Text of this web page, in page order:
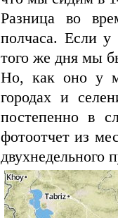
Разница во
полчаса. Если у
того же дня мы
Но, как оно у
городах и
постепенно в
фотоотчет из
двухнедельного